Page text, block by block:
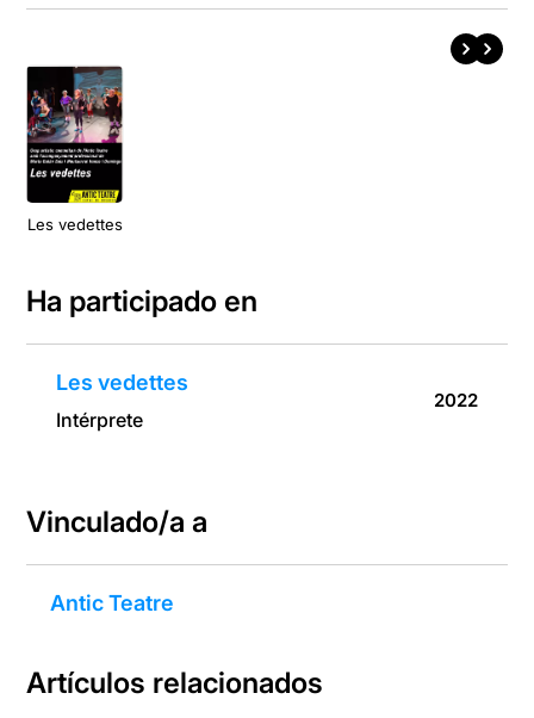
Les vedettes
Ha participado en
Les vedettes
Intérprete
2022
Vinculado/a a
Antic Teatre
Artículos relacionados